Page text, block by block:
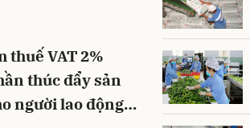
thuế VAT 2%
thúc đẩy sản
người lao động…
Gửi